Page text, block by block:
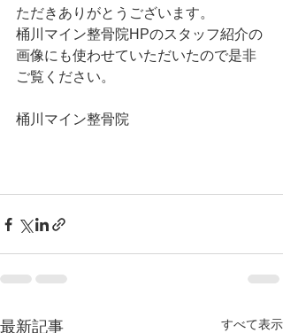
ただきありがとうございます。
桶川マイン整骨院HPのスタッフ紹介の
画像にも使わせていただいたので是非
ご覧ください。
桶川マイン整骨院
最新記事 すべて表示